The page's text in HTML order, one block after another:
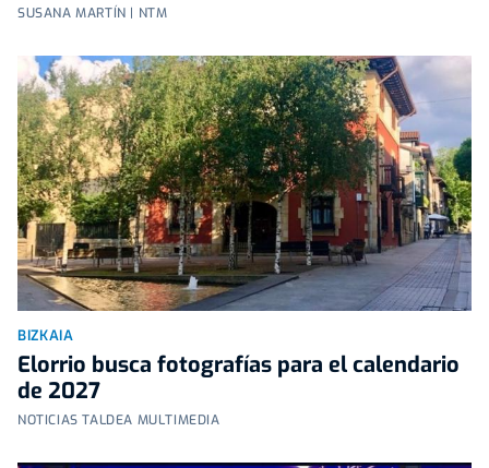
SUSANA MARTÍN | NTM
BIZKAIA
Elorrio busca fotografías para el calendario
de 2027
NOTICIAS TALDEA MULTIMEDIA